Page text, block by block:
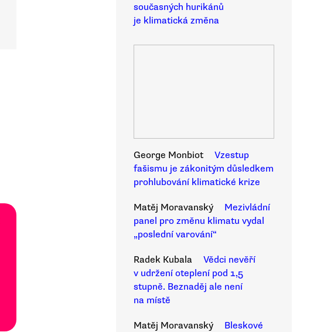
současných hurikánů
je klimatická změna
George Monbiot
Vzestup
fašismu je zákonitým důsledkem
prohlubování klimatické krize
Matěj Moravanský
Mezivládní
panel pro změnu klimatu vydal
„poslední varování“
Radek Kubala
Vědci nevěří
v udržení oteplení pod 1,5
stupně. Beznaděj ale není
na místě
Matěj Moravanský
Bleskové